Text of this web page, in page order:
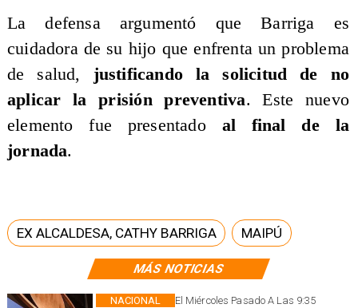
MÁS NOTICIAS
El Miércoles Pasado A Las 9:35
NACIONAL
​La defensa argumentó que Barriga es
cuidadora de su hijo que enfrenta un problema
de salud, justificando la solicitud de no
aplicar la prisión preventiva. Este nuevo
elemento fue presentadoal final de la
jornada.
EX ALCALDESA, CATHY BARRIGA MAIPÚ